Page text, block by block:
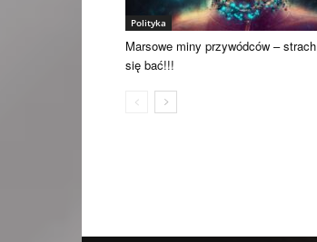
Polityka
Marsowe miny przywódców – strach
się bać!!!